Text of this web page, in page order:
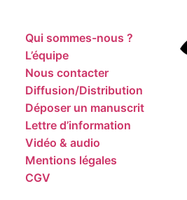
Qui sommes-nous ?
L’équipe
Nous contacter
Diffusion/Distribution
Déposer un manuscrit
Lettre d’information
Vidéo & audio
Mentions légales
CGV